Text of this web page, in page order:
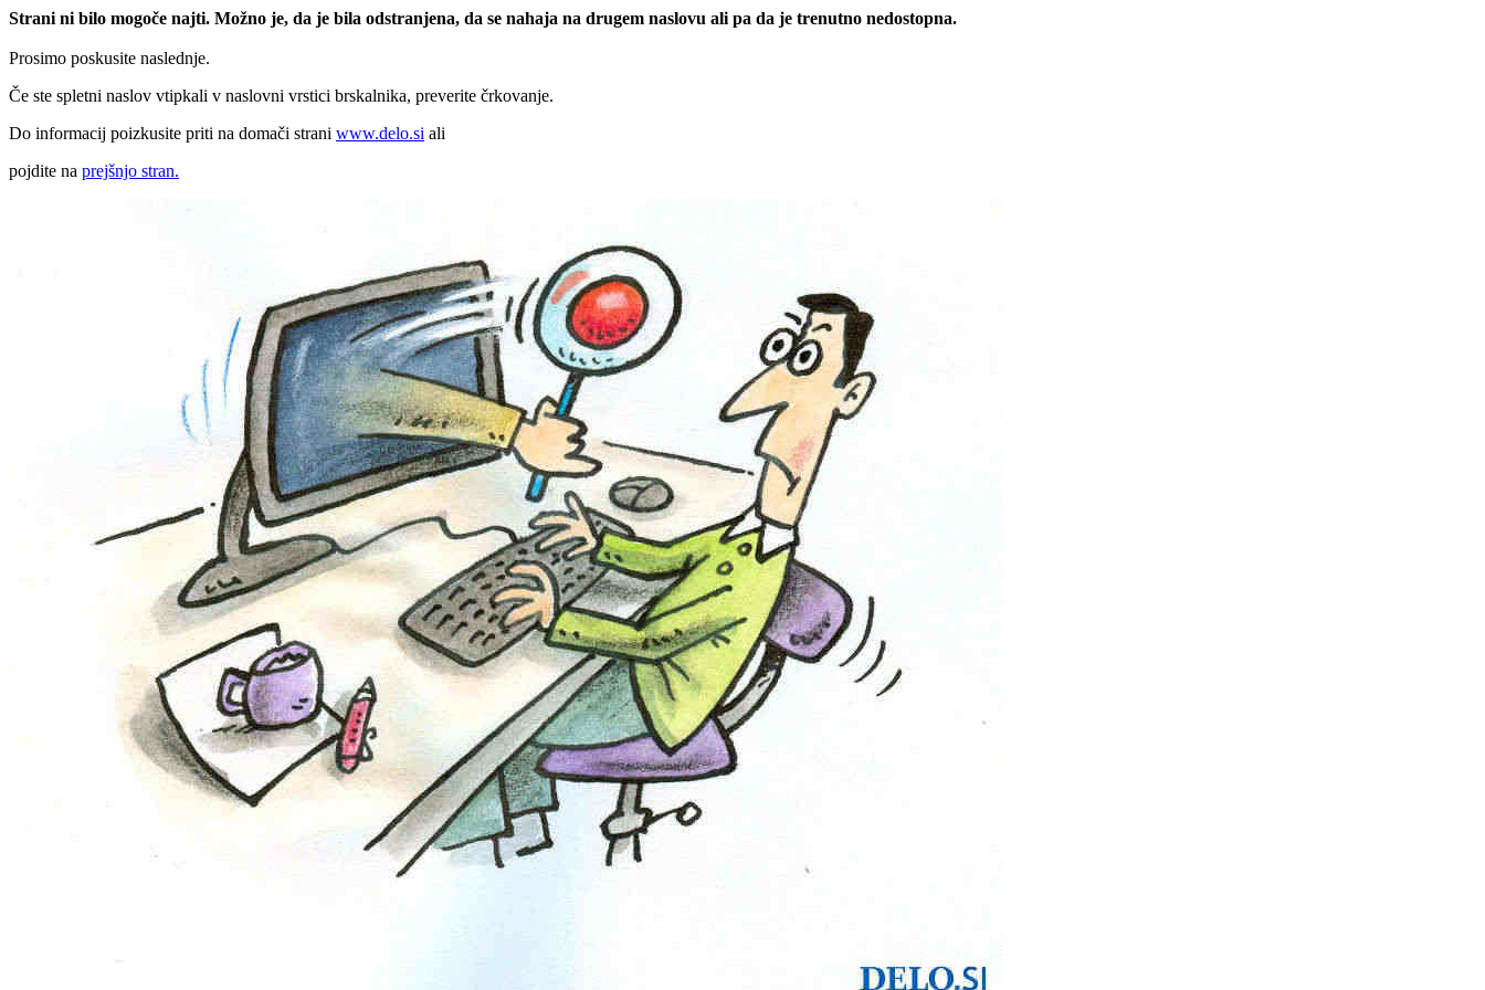
Strani ni bilo mogoče najti. Možno je, da je bila odstranjena, da se nahaja na drugem naslovu ali pa da je trenutno nedostopna.
Prosimo poskusite naslednje.
Če ste spletni naslov vtipkali v naslovni vrstici brskalnika, preverite črkovanje.
Do informacij poizkusite priti na domači strani www.delo.si ali
pojdite na prejšnjo stran.